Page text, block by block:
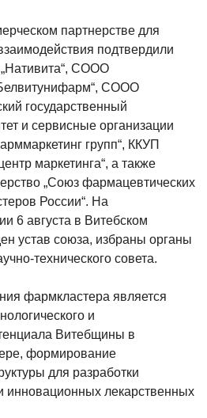
партнерстве для
подтвердили
СООО
СООО
государственный
и сервисные организации
групп“, ККУП
маркетинга“, а также
„Союз фармацевтических
России“. На
6 августа в Витебском
устав союза, избраны органы
технического совета.
фармкластера является
и
Витебщины в
формирование
для разработки
лекарственных